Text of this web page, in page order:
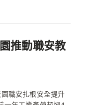
推動職安教
職安扎根安全提升